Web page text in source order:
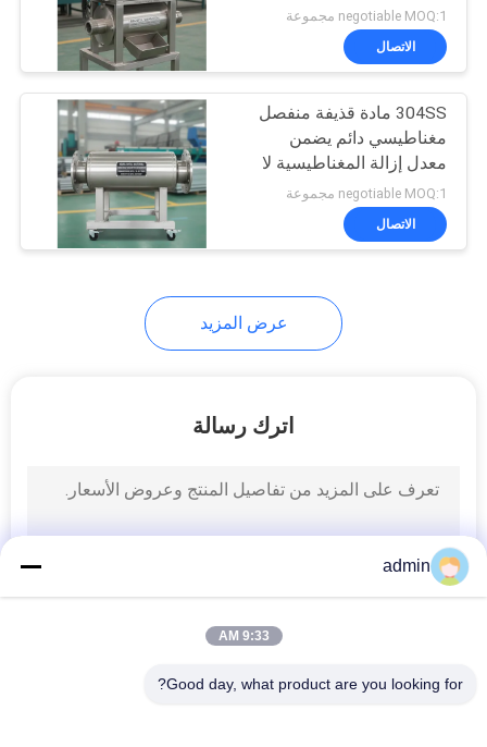
ناقل حزام فاصل
المغناطيسي
20
فاصل المغناطيسي
أوفيرباند فاصل
المغناطيسي
1
العامل 380 فولت وضع
الاتصال خيط مصمم
للانفصال المغناطيسي
negotiable MOQ:1 مجموعة
الاتصال
304SS مادة قذيفة منفصل
مغناطيسي دائم يضمن
معدل إزالة المغناطيسية لا
سنوات مثالية لاستعادة
المعادن
negotiable MOQ:1 مجموعة
الاتصال
عرض المزيد
اترك رسالة
admin
9:33 AM
Good day, what product are you looking for?